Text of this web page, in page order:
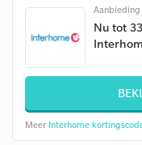
Nu tot
Meer Interhome